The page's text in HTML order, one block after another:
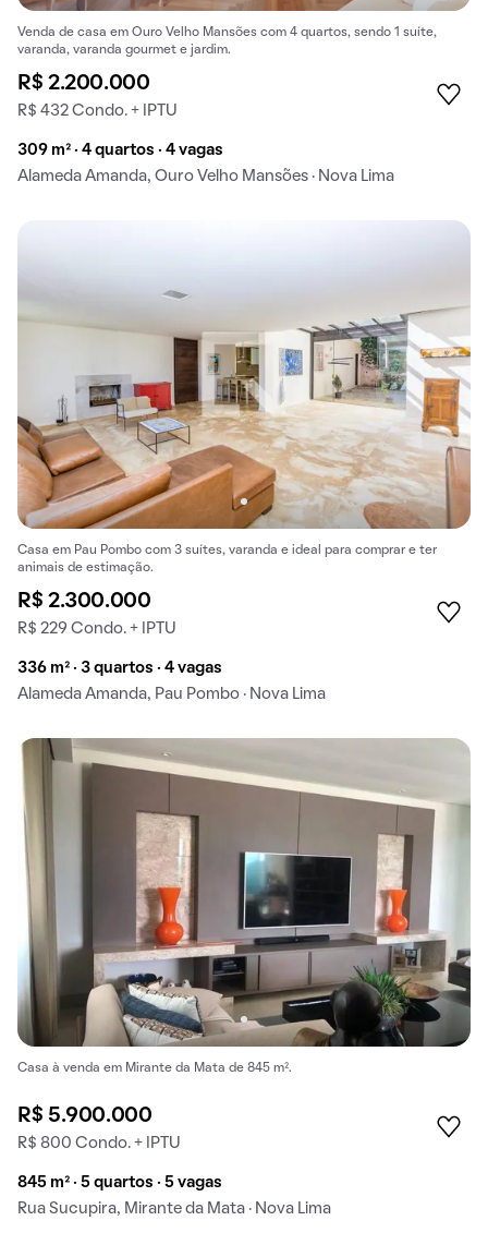
Venda de casa em Ouro Velho Mansões com 4 quartos, sendo 1 suíte,
varanda, varanda gourmet e jardim.
R$ 2.200.000
R$ 432 Condo. + IPTU
309 m² · 4 quartos · 4 vagas
Alameda Amanda, Ouro Velho Mansões · Nova Lima
Casa em Pau Pombo com 3 suítes, varanda e ideal para comprar e ter
animais de estimação.
R$ 2.300.000
R$ 229 Condo. + IPTU
336 m² · 3 quartos · 4 vagas
Alameda Amanda, Pau Pombo · Nova Lima
Casa à venda em Mirante da Mata de 845 m².
R$ 5.900.000
R$ 800 Condo. + IPTU
845 m² · 5 quartos · 5 vagas
Rua Sucupira, Mirante da Mata · Nova Lima